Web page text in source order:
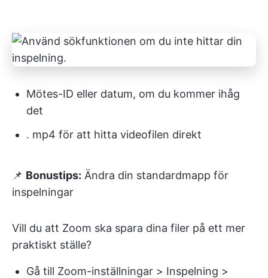
Mötes-ID eller datum, om du kommer ihåg
det
. mp4 för att hitta videofilen direkt
📌 Bonustips: Ändra din standardmapp för
inspelningar
Vill du att Zoom ska spara dina filer på ett mer
praktiskt ställe?
Gå till Zoom-inställningar > Inspelning >